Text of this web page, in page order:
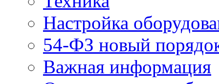
Настройка
54-ФЗ новый
Важная информация